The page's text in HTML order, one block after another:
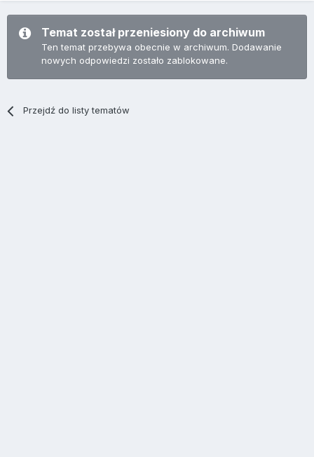
Temat został przeniesiony do archiwum
Ten temat przebywa obecnie w archiwum. Dodawanie
nowych odpowiedzi zostało zablokowane.
Przejdź do listy tematów